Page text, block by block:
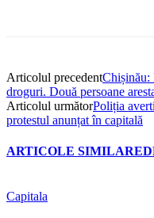
Articolul precedentChișinău:
droguri. Două persoane
Articolul următorPoliția
protestul anunțat în capitală
ARTICOLE SIMILARE
Capitala